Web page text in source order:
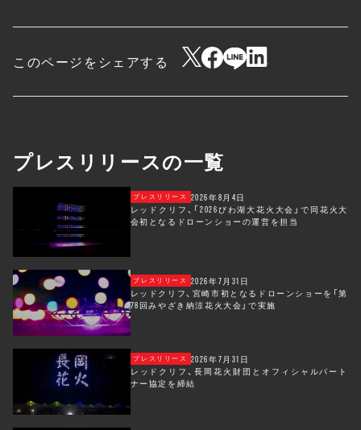
このページをシェアする
プレスリリースの一覧
2026年8月4日
プレスリリース
レッドクリフ、「2026びわ湖大花火大会」で同花火大
会初となるドローンショーの運営を担当
2026年7月31日
プレスリリース
レッドクリフ、宮崎市初となるドローンショーを「第
78回みやざき納涼花火大会」で実施
2026年7月31日
プレスリリース
レッドクリフ、長岡花火財団とオフィシャルパート
ナー協定を締結